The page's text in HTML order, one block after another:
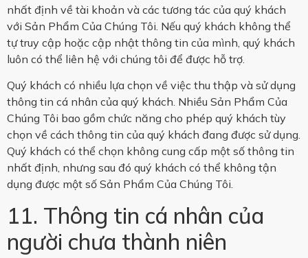
nhất định về tài khoản và các tương tác của quý khách
với Sản Phẩm Của Chúng Tôi. Nếu quý khách không thể
tự truy cập hoặc cập nhật thông tin của mình, quý khách
luôn có thể liên hệ với chúng tôi để được hỗ trợ.
Quý khách có nhiều lựa chọn về việc thu thập và sử dụng
thông tin cá nhân của quý khách. Nhiều Sản Phẩm Của
Chúng Tôi bao gồm chức năng cho phép quý khách tùy
chọn về cách thông tin của quý khách đang được sử dụng.
Quý khách có thể chọn không cung cấp một số thông tin
nhất định, nhưng sau đó quý khách có thể không tận
dụng được một số Sản Phẩm Của Chúng Tôi.
11. Thông tin cá nhân của
người chưa thành niên